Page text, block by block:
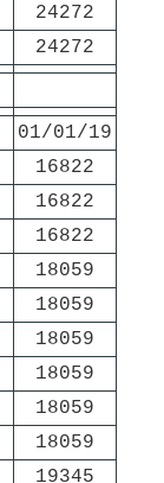
24272
24272
01/01/19
16822
16822
16822
18059
18059
18059
18059
18059
18059
19345